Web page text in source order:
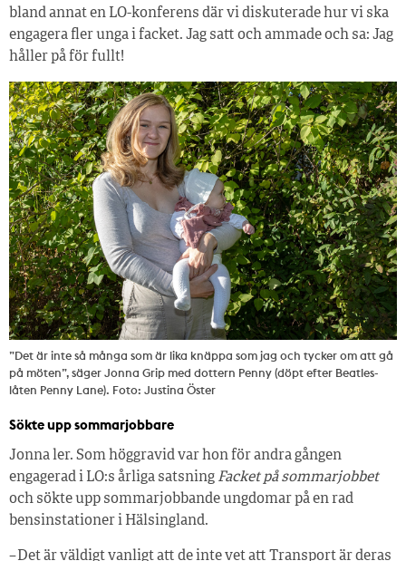
bland annat en LO-konferens där vi diskuterade hur vi ska
engagera fler unga i facket. Jag satt och ammade och sa: Jag
håller på för fullt!
”Det är inte så många som är lika knäppa som jag och tycker om att gå
på möten”, säger Jonna Grip med dottern Penny (döpt efter Beatles­
låten Penny Lane). Foto: Justina Öster
Sökte upp sommarjobbare
Jonna ler. Som höggravid var hon för andra gången
engagerad i LO:s årliga satsning Facket på sommarjobbet
och sökte upp sommarjobbande ungdomar på en rad
bensinstationer i Hälsingland.
– Det är väldigt vanligt att de inte vet att Transport är deras